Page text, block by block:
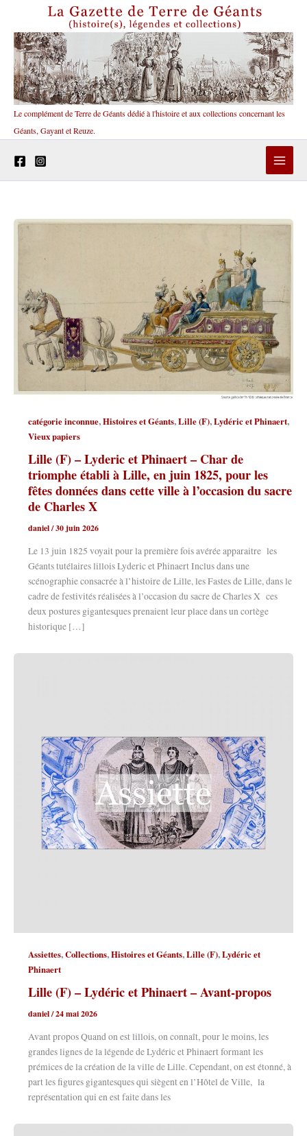
contenu
Le complément de Terre de Géants dédié à l'histoire et aux collections concernant les
Géants, Gayant et Reuze.
catégorie inconnue,Histoires et Géants,Lille (F),Lydéric et Phinaert,
Vieux papiers
Lille (F) – Lyderic et Phinaert – Char de
triomphe établi à Lille, en juin 1825, pour les
fêtes données dans cette ville à l’occasion du sacre
de Charles X
daniel/30 juin 2026
Le 13 juin 1825 voyait pour la première fois avérée apparaitre les
Géants tutélaires lillois Lyderic et Phinaert Inclus dans une
scénographie consacrée à l’histoire de Lille, les Fastes de Lille, dans le
cadre de festivités réalisées à l’occasion du sacre de Charles X ces
deux postures gigantesques prenaient leur place dans un cortège
historique […]
Assiettes,Collections,Histoires et Géants,Lille (F),Lydéric et
Phinaert
Lille (F) – Lydéric et Phinaert – Avant-propos
daniel/24 mai 2026
Avant propos Quand on est lillois, on connaît, pour le moins, les
grandes lignes de la légende de Lydéric et Phinaert formant les
prémices de la création de la ville de Lille. Cependant, on est étonné, à
part les figures gigantesques qui siègent en l’Hôtel de Ville, la
représentation qui en est faite dans les